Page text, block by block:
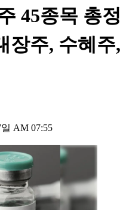
45종목 총정
장주, 수혜주,
AM 07:55